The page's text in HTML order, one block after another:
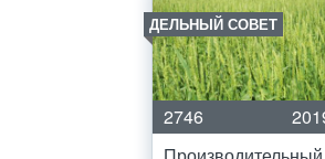
ДЕЛЬНЫЙ СОВЕТ
2746